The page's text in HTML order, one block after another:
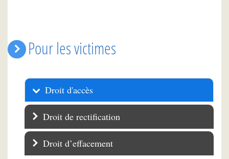
Pour les victimes
Droit d'accès
Droit de rectification
Droit d’effacement